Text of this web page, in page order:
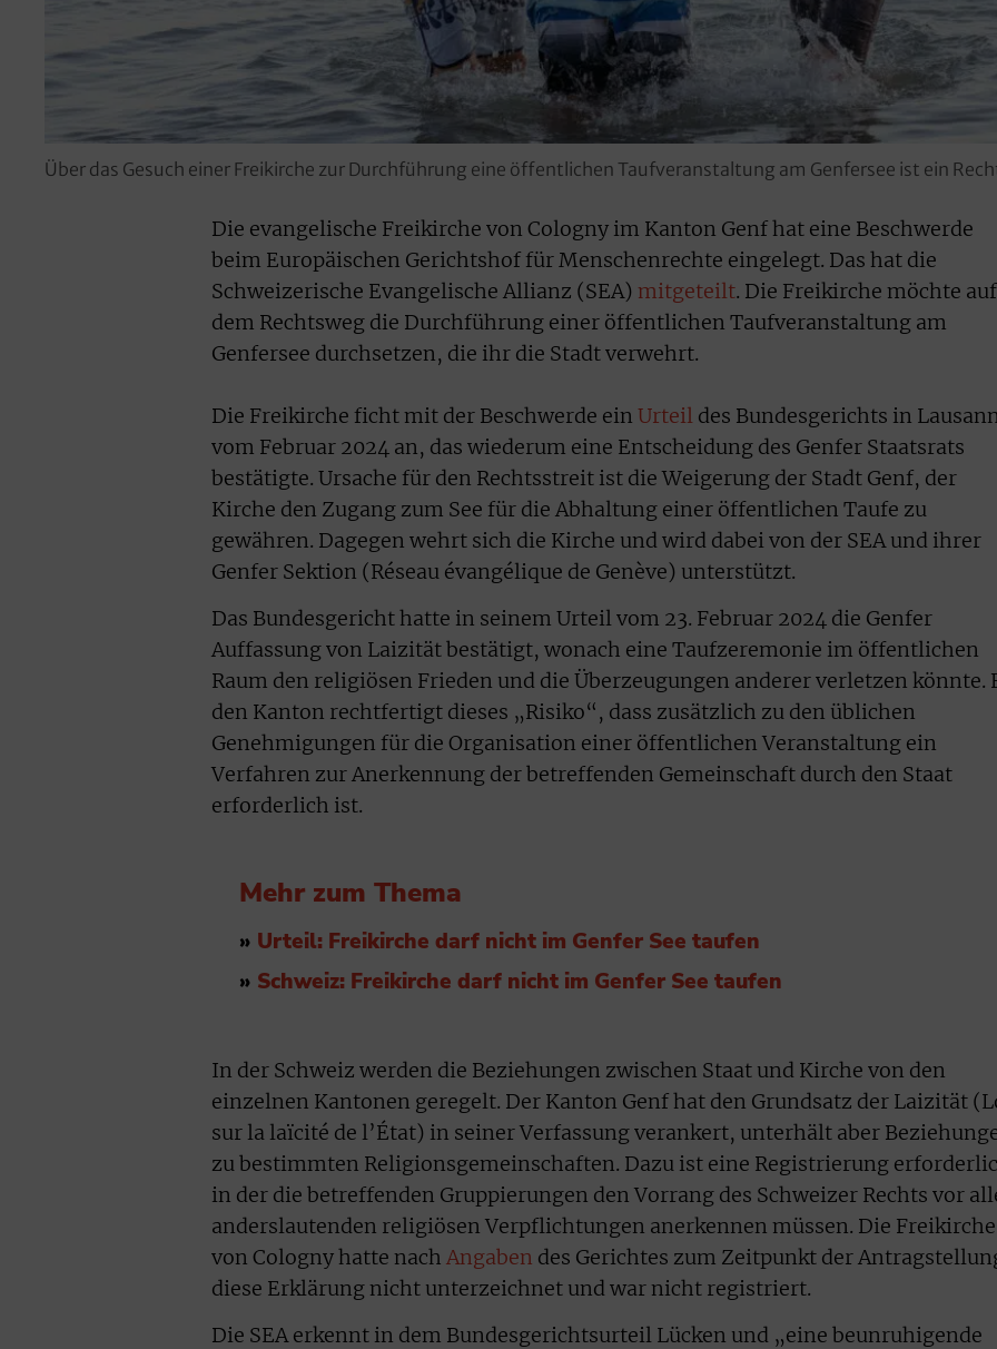
Über das Gesuch einer Freikirche zur Durchführung eine öffentlichen Taufveranstaltung am Genfersee ist ein
Die evangelische Freikirche von Cologny im Kanton Genf hat eine Beschwerde
beim Europäischen Gerichtshof für Menschenrechte eingelegt. Das hat die
Schweizerische Evangelische Allianz (SEA) mitgeteilt. Die Freikirche möchte auf
dem Rechtsweg die Durchführung einer öffentlichen Taufveranstaltung am
Genfersee durchsetzen, die ihr die Stadt verwehrt.
Die Freikirche ficht mit der Beschwerde ein Urteil des Bundesgerichts in
vom Februar 2024 an, das wiederum eine Entscheidung des Genfer Staatsrats
bestätigte. Ursache für den Rechtsstreit ist die Weigerung der Stadt Genf, der
Kirche den Zugang zum See für die Abhaltung einer öffentlichen Taufe zu
gewähren. Dagegen wehrt sich die Kirche und wird dabei von der SEA und ihrer
Genfer Sektion (Réseau évangélique de Genève) unterstützt.
Das Bundesgericht hatte in seinem Urteil vom 23. Februar 2024 die Genfer
Auffassung von Laizität bestätigt, wonach eine Taufzeremonie im öffentlichen
Raum den religiösen Frieden und die Überzeugungen anderer verletzen könnte.
den Kanton rechtfertigt dieses „Risiko“, dass zusätzlich zu den üblichen
Genehmigungen für die Organisation einer öffentlichen Veranstaltung ein
Verfahren zur Anerkennung der betreffenden Gemeinschaft durch den Staat
erforderlich ist.
Mehr zum Thema
» Urteil: Freikirche darf nicht im Genfer See taufen
» Schweiz: Freikirche darf nicht im Genfer See taufen
In der Schweiz werden die Beziehungen zwischen Staat und Kirche von den
einzelnen Kantonen geregelt. Der Kanton Genf hat den Grundsatz der Laizität
sur la laïcité de l’État) in seiner Verfassung verankert, unterhält aber
zu bestimmten Religionsgemeinschaften. Dazu ist eine Registrierung
in der die betreffenden Gruppierungen den Vorrang des Schweizer Rechts vor
anderslautenden religiösen Verpflichtungen anerkennen müssen. Die Freikirche
von Cologny hatte nach Angaben des Gerichtes zum Zeitpunkt der
diese Erklärung nicht unterzeichnet und war nicht registriert.
Die SEA erkennt in dem Bundesgerichtsurteil Lücken und „eine beunruhigende